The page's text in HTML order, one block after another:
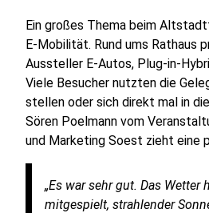
Ein großes Thema beim
E-Mobilität. Rund ums Rathaus
Aussteller E-Autos, Plug-in-
Viele Besucher nutzten die
stellen oder sich direkt mal in
Sören Poelmann vom
und Marketing Soest zieht eine
„Es war sehr gut. Das Wetter
mitgespielt, strahlender